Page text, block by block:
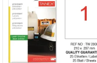
900 TL Üzeri Kargo Ücretsiz